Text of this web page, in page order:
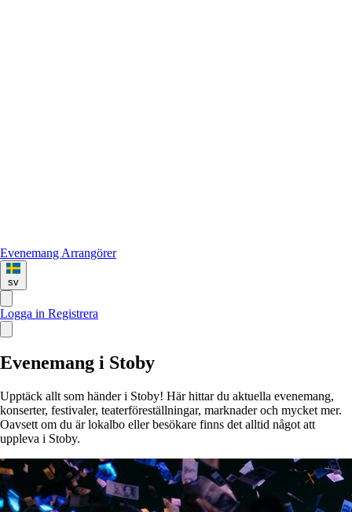
Evenemang Arrangörer
sv
Logga in Registrera
Evenemang i Stoby
Upptäck allt som händer i Stoby! Här hittar du aktuella evenemang,
konserter, festivaler, teaterföreställningar, marknader och mycket mer.
Oavsett om du är lokalbo eller besökare finns det alltid något att
uppleva i Stoby.